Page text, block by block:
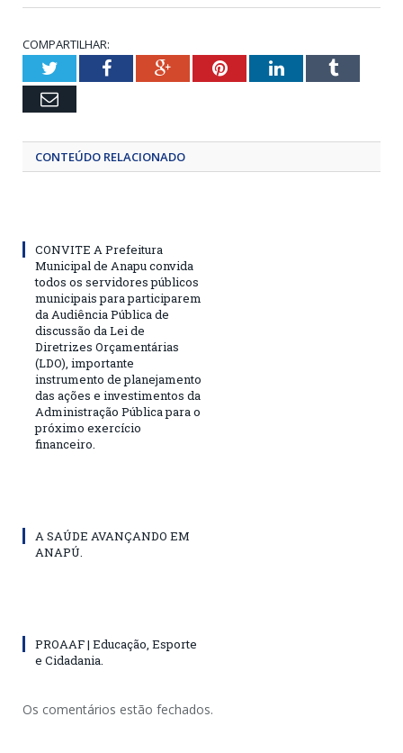
COMPARTILHAR:
TwitterFacebookGoogle+PinterestLinkedInTumblr
Email
CONTEÚDO RELACIONADO
CONVITE A Prefeitura
Municipal de Anapu convida
todos os servidores públicos
municipais para participarem
da Audiência Pública de
discussão da Lei de
Diretrizes Orçamentárias
(LDO), importante
instrumento de planejamento
das ações e investimentos da
Administração Pública para o
próximo exercício
financeiro.
A SAÚDE AVANÇANDO EM
ANAPÚ.
PROAAF | Educação, Esporte
e Cidadania.
Os comentários estão fechados.